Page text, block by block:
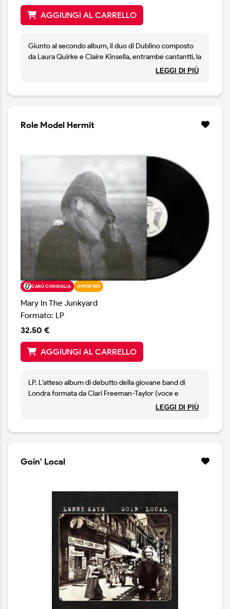
AGGIUNGI AL CARRELLO
Giunto al secondo album, il duo di Dublino composto
da Laura Quirke e Claire Kinsella, entrambe cantantti, la
prima chitarrista e la seconda violoncellista, si posiziona
riff tanto semplici quanto efficaci e di archisuadenti a
LEGGI DI PIÙ
Role Model Hermit
CARÙ CONSIGLIA IMPORTATI
Mary In The Junkyard
Formato: LP
32.50 €
AGGIUNGI AL CARRELLO
LP. L'atteso album di debutto della giovane band di
Londra formata da Clari Freeman-Taylor (voce e
chitarra) Saya Barbaglia (viola e basso) e David Addison
e cangiante della cantante Clari Freeman-Taylor.
LEGGI DI PIÙ
Goin' Local